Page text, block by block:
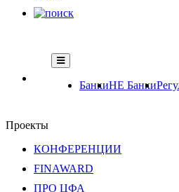
БанкиНЕ Банки
Проекты
КОНФЕРЕНЦИИ
FINAWARD
ПРО ЦФА